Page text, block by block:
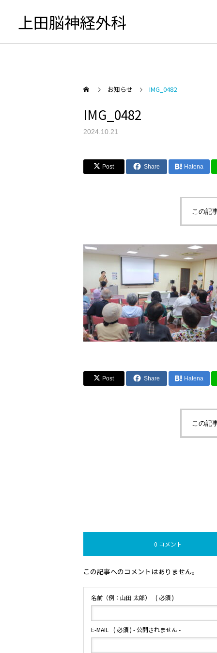
上田脳神経外科
頭が痛い
お知らせ IMG_0482
IMG_0482
2024.10.21
Post Share Hatena
この記
Post Share Hatena
この記
0 コメント
この記事へのコメントはありません。
名前（例：山田 太郎） ( 必須 )
E-MAIL ( 必須 ) - 公開されません -